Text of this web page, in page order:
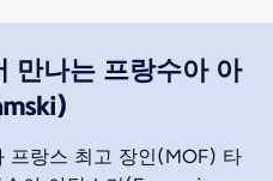
만나는 프랑수아 아
랑스 최고 장인(MOF) 타